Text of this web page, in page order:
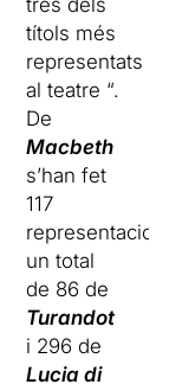
tres dels
títols més
representats
al teatre “.
De
Macbeth
s’han fet
117
representacions,
un total
de 86 de
Turandot
i 296 de
Lucia di